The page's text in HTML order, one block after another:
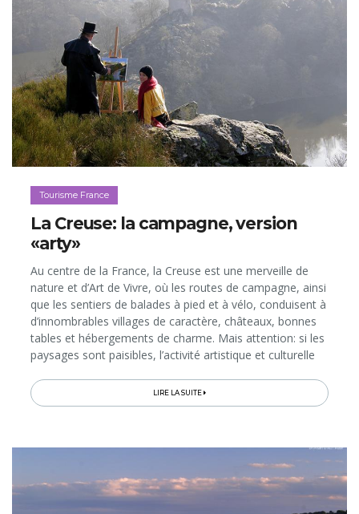
Tourisme France
La Creuse: la campagne, version
«arty»
Au centre de la France, la Creuse est une merveille de
nature et d’Art de Vivre, où les routes de campagne, ainsi
que les sentiers de balades à pied et à vélo, conduisent à
d’innombrables villages de caractère, châteaux, bonnes
tables et hébergements de charme. Mais attention: si les
paysages sont paisibles, l’activité artistique et culturelle
traditions, de même que des musées ultra-modernes se
réapproprient les talents et savoir-faire centenaires!
LIRE LA SUITE